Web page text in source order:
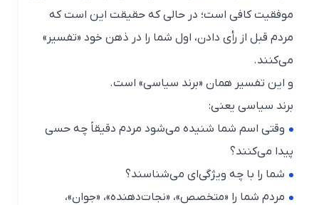
موفقیت کافی است؛ در حالی که حقیقت این است که
مردم قبل از رأی دادن، اول شما را در ذهن خود «تفسیر»
می‌کنند.
و این تفسیر همان «برند سیاسی» است.
برند سیاسی یعنی:
وقتی اسم شما شنیده می‌شود مردم دقیقاً چه حسی
پیدا می‌کنند؟
شما را با چه ویژگی‌ای می‌شناسند؟
مردم شما را «متخصص»، «نجات‌دهنده»، «جوان»،